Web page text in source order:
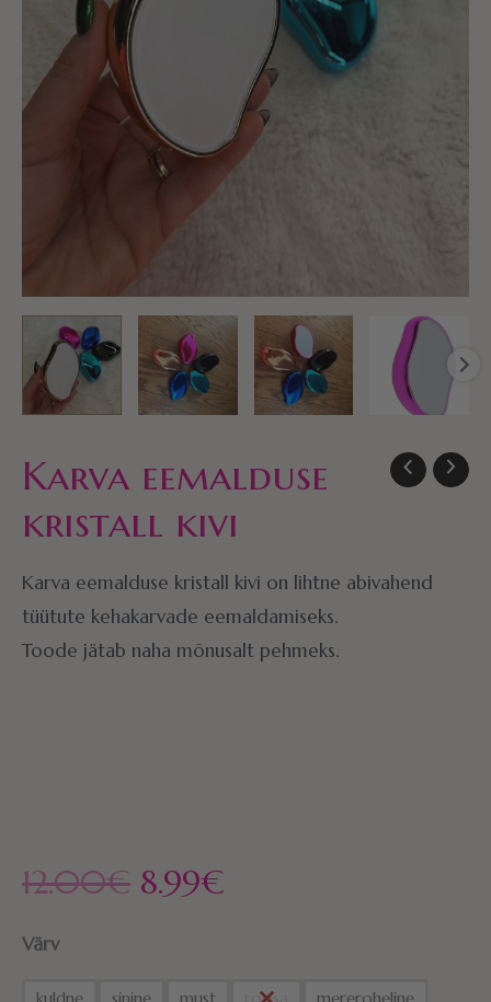
Karva eemalduse
kristall kivi
Karva eemalduse kristall kivi on lihtne abivahend
tüütute kehakarvade eemaldamiseks.
Toode jätab naha mõnusalt pehmeks.
12.00€ 8.99€
Värv
kuldne sinine must roosa mereroheline